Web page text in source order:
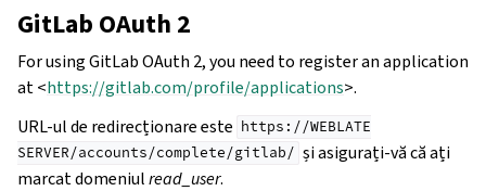
GitLab OAuth 2
For using GitLab OAuth 2, you need to register an application
at <https://gitlab.com/profile/applications>.
URL-ul de redirecționare este https://WEBLATE
SERVER/accounts/complete/gitlab/ și asigurați-vă că ați
marcat domeniulread_user.